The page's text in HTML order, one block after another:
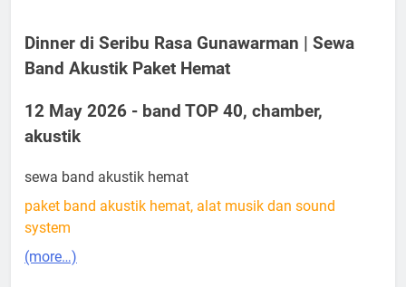
Dinner di Seribu Rasa Gunawarman | Sewa
Band Akustik Paket Hemat
12 May 2026 - band TOP 40, chamber,
akustik
sewa band akustik hemat
paket band akustik hemat, alat musik dan sound
system
(more…)